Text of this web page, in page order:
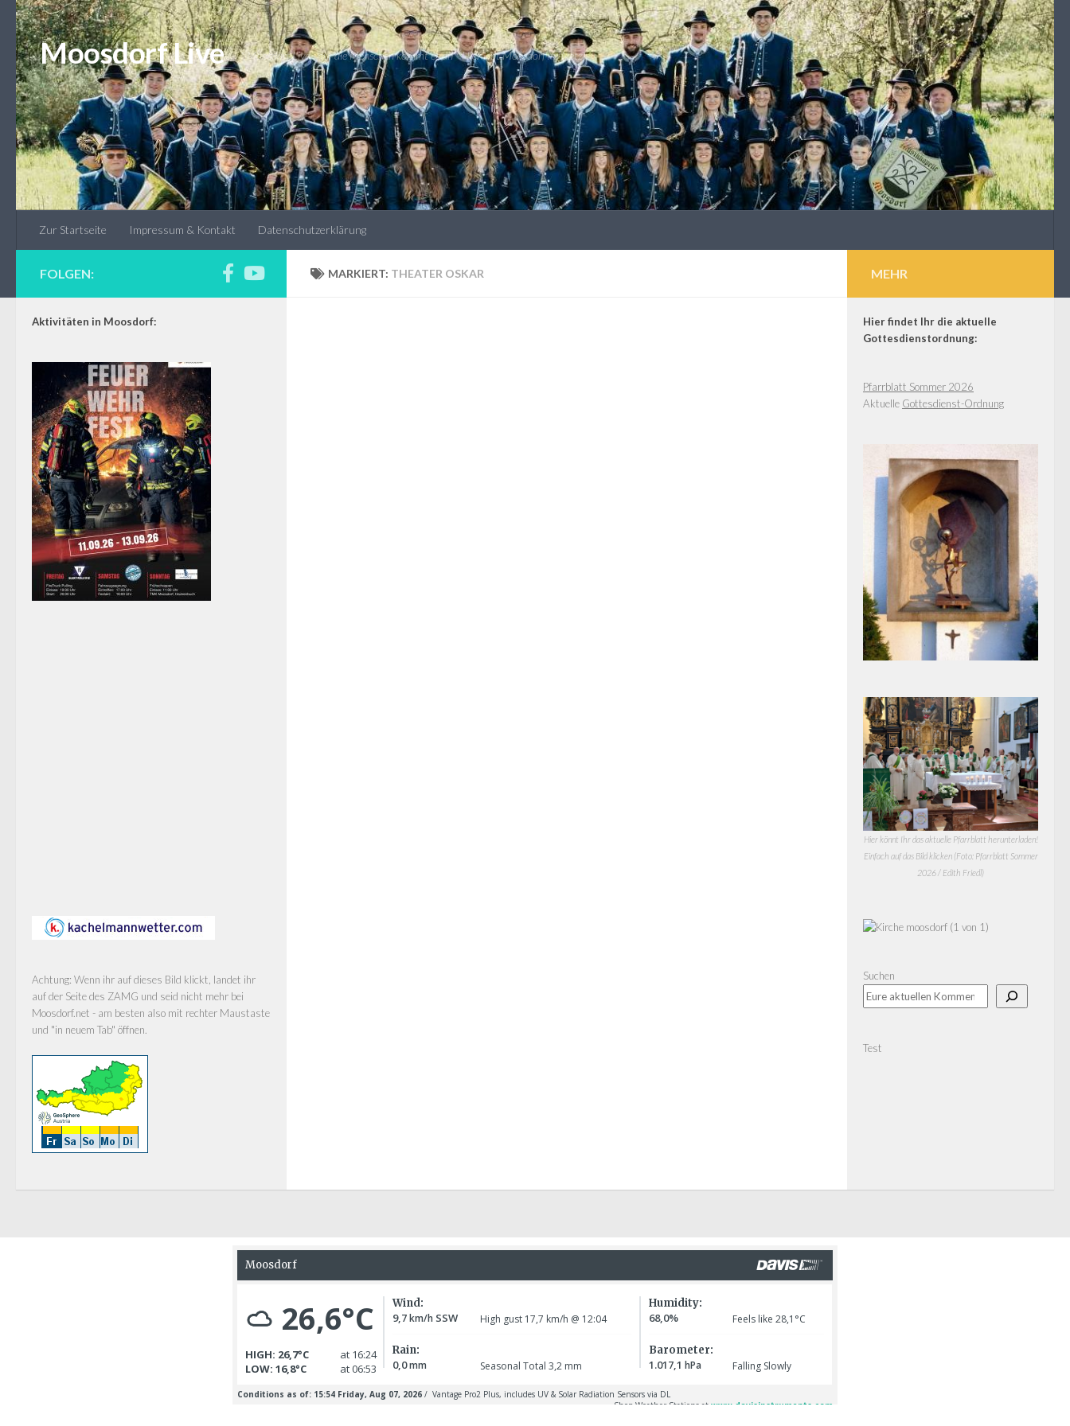
Unter dem Inhalt
Moosdorf Live * Moosdorf Live - auf die Menschen kommt es an * Hier lebt Moosdorf im Netz!
Zur Startseite Impressum & Kontakt Datenschutzerklärung
MARKIERT: THEATER OSKAR
FOLGEN:
Aktivitäten in Moosdorf:
Achtung: Wenn ihr auf dieses Bild klickt, landet ihr
auf der Seite des ZAMG und seid nicht mehr bei
Moosdorf.net - am besten also mit rechter Maustaste
und "in neuem Tab" öffnen.
MEHR
Hier findet Ihr die aktuelle
Gottesdienstordnung:
Pfarrblatt Sommer 2026
Aktuelle Gottesdienst-Ordnung
Hier könnt Ihr das aktuelle Pfarrblatt herunterladen!
Einfach auf das Bild klicken (Foto: Pfarrblatt Sommer
2026 / Edith Friedl)
Suchen
Test